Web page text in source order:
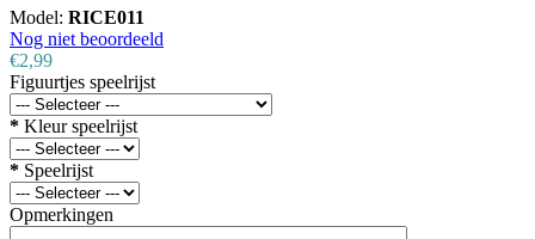
Model: RICE011
Nog niet beoordeeld
€2,99
Figuurtjes speelrijst
* Kleur speelrijst
* Speelrijst
Opmerkingen